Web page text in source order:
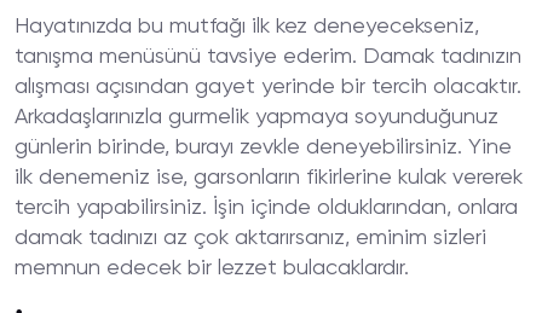
Hayatınızda bu mutfağı ilk kez deneyecekseniz,
tanışma menüsünü tavsiye ederim. Damak tadınızın
alışması açısından gayet yerinde bir tercih olacaktır.
Arkadaşlarınızla gurmelik yapmaya soyunduğunuz
günlerin birinde, burayı zevkle deneyebilirsiniz. Yine
ilk denemeniz ise, garsonların fikirlerine kulak vererek
tercih yapabilirsiniz. İşin içinde olduklarından, onlara
damak tadınızı az çok aktarırsanız, eminim sizleri
memnun edecek bir lezzet bulacaklardır.